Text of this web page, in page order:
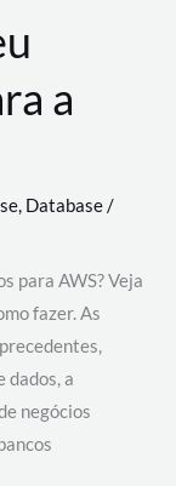
a
, Database/
para AWS? Veja
fazer. As
dados, a
negócios